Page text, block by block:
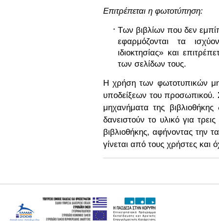
Επιτρέπεται η φωτοτύπηση:
Tων βιβλίων που δεν
εφαρμόζονται τα
ιδιοκτησίας» και
των σελίδων τους.
Η χρήση των φωτοτυπικών
υποδείξεων του προσωπικού.
μηχανήματα της
δανειστούν το υλικό για
βιβλιοθήκης, αφήνοντας την
γίνεται από τους χρήστες και